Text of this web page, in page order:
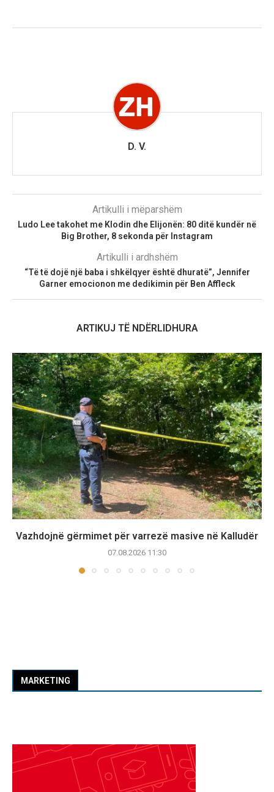
D. V.
Artikulli i mëparshëm
Ludo Lee takohet me Klodin dhe Elijonën: 80 ditë kundër në
Big Brother, 8 sekonda për Instagram
Artikulli i ardhshëm
“Të të dojë një baba i shkëlqyer është dhuratë”, Jennifer
Garner emocionon me dedikimin për Ben Affleck
ARTIKUJ TË NDËRLIDHURA
Vazhdojnë gërmimet për varrezë masive në Kalludër
07.08.2026 11:30
MARKETING